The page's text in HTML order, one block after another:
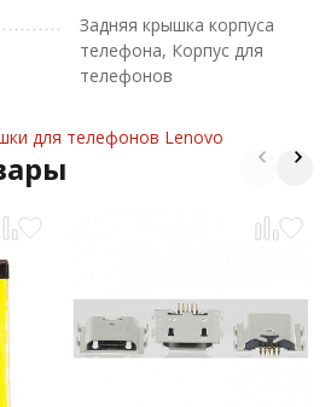
Задняя крышка корпуса
телефона, Корпус для
телефонов
для телефонов Lenovo